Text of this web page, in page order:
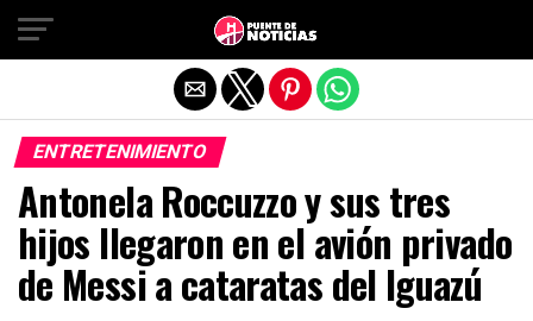
ENTRETENIMIENTO
Antonela Roccuzzo y sus tres
hijos llegaron en el avión privado
de Messi a cataratas del Iguazú
Salir de la versión móvil